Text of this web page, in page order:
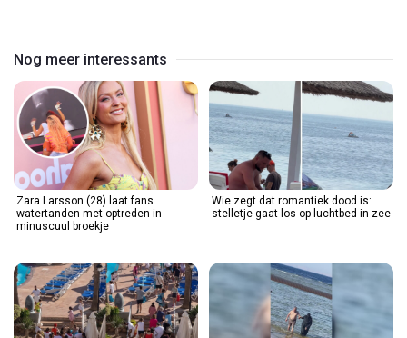
Nog meer interessants
Zara Larsson (28) laat fans
watertanden met optreden in
minuscuul broekje
Wie zegt dat romantiek dood is:
stelletje gaat los op luchtbed in zee